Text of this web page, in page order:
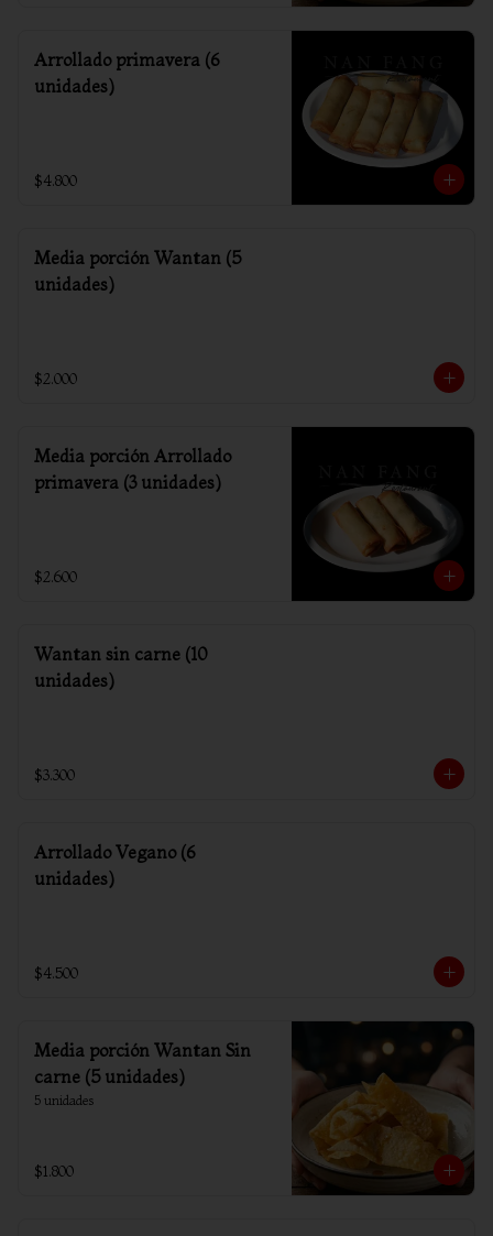
Arrollado primavera (6
unidades)
$4.800
Media porción Wantan (5
unidades)
$2.000
Media porción Arrollado
primavera (3 unidades)
$2.600
Wantan sin carne (10
unidades)
$3.300
Arrollado Vegano (6
unidades)
$4.500
Media porción Wantan Sin
carne (5 unidades)
5 unidades
$1.800